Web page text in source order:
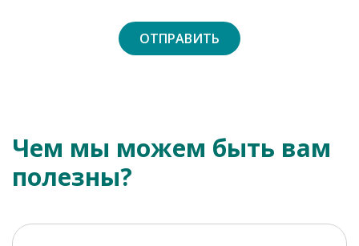
Чем мы можем быть вам
полезны?